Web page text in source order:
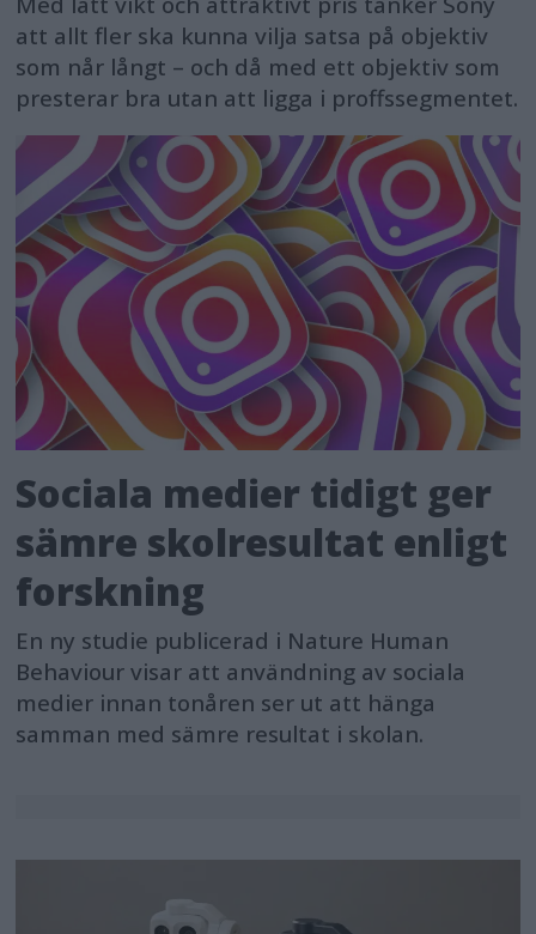
att allt fler ska kunna vilja satsa på objektiv
som når långt – och då med ett objektiv som
presterar bra utan att ligga i proffssegmentet.
Sociala medier tidigt ger
sämre skolresultat enligt
forskning
En ny studie publicerad i Nature Human
Behaviour visar att användning av sociala
medier innan tonåren ser ut att hänga
samman med sämre resultat i skolan.